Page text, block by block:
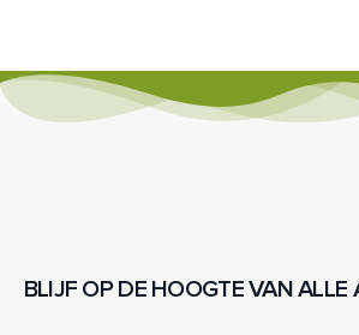
BLIJF OP DE HOOGTE VAN ALLE